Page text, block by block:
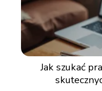
Jak szukać